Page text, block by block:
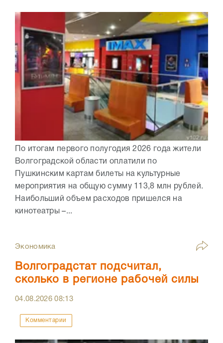
По итогам первого полугодия 2026 года жители
Волгоградской области оплатили по
Пушкинским картам билеты на культурные
мероприятия на общую сумму 113,8 млн рублей.
Наибольший объем расходов пришелся на
кинотеатры –...
Экономика
Волгоградстат подсчитал,
сколько в регионе рабочей силы
04.08.202608:13
Комментарии